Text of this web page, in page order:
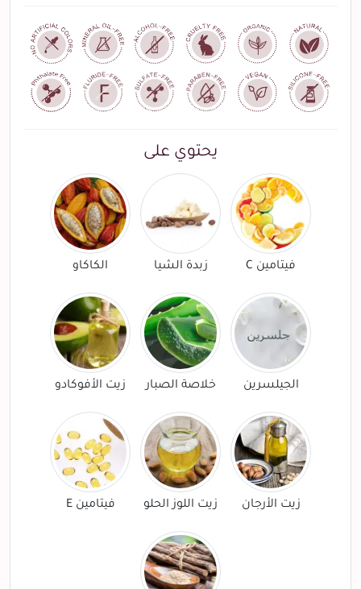
يحتوي على
فيتامين C زبدة الشيا الكاكاو
الجيلسرين خلاصة الصبار زيت الأفوكادو
زيت الأرجان زيت اللوز الحلو فيتامين E